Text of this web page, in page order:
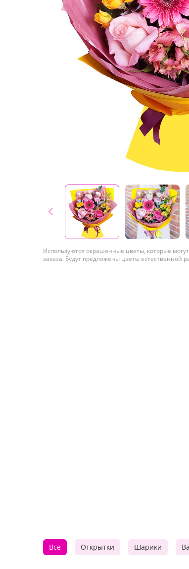
Используются окрашенные цветы, которые
заказа. Будут предложены цветы естественной
Все Открытки Шарики